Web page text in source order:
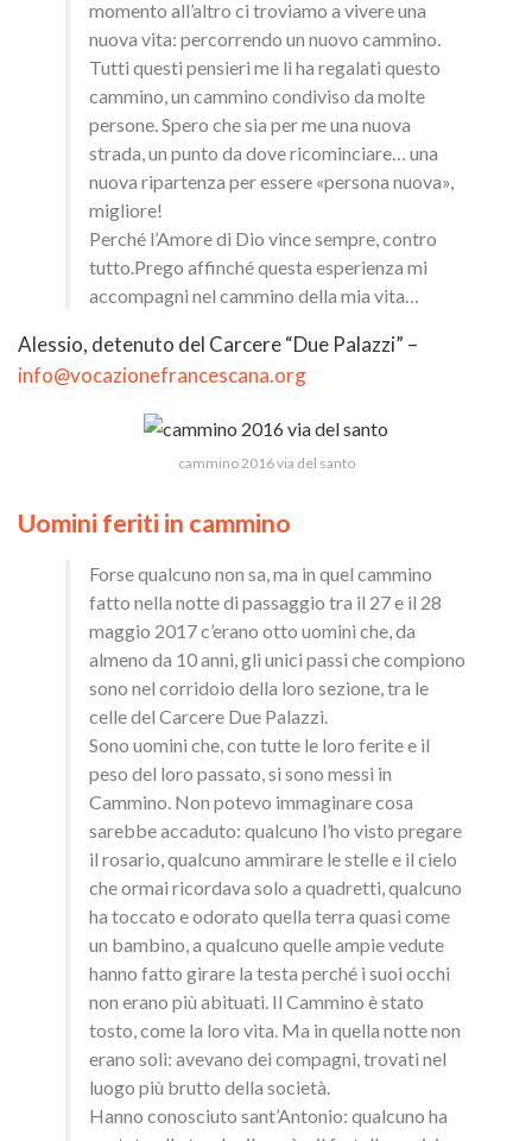
momento all’altro ci troviamo a vivere una
nuova vita: percorrendo un nuovo cammino.
Tutti questi pensieri me li ha regalati questo
cammino, un cammino condiviso da molte
persone. Spero che sia per me una nuova
strada, un punto da dove ricominciare… una
nuova ripartenza per essere «persona nuova»,
migliore!
Perché l’Amore di Dio vince sempre, contro
tutto.Prego affinché questa esperienza mi
accompagni nel cammino della mia vita…
Alessio, detenuto del Carcere “Due Palazzi” –
info@vocazionefrancescana.org
cammino 2016 via del santo
Uomini feriti in cammino
Forse qualcuno non sa, ma in quel cammino
fatto nella notte di passaggio tra il 27 e il 28
maggio 2017 c’erano otto uomini che, da
almeno da 10 anni, gli unici passi che compiono
sono nel corridoio della loro sezione, tra le
celle del Carcere Due Palazzi.
Sono uomini che, con tutte le loro ferite e il
peso del loro passato, si sono messi in
Cammino. Non potevo immaginare cosa
sarebbe accaduto: qualcuno l’ho visto pregare
il rosario, qualcuno ammirare le stelle e il cielo
che ormai ricordava solo a quadretti, qualcuno
ha toccato e odorato quella terra quasi come
un bambino, a qualcuno quelle ampie vedute
hanno fatto girare la testa perché i suoi occhi
non erano più abituati. Il Cammino è stato
tosto, come la loro vita. Ma in quella notte non
erano soli: avevano dei compagni, trovati nel
luogo più brutto della società.
Hanno conosciuto sant’Antonio: qualcuno ha